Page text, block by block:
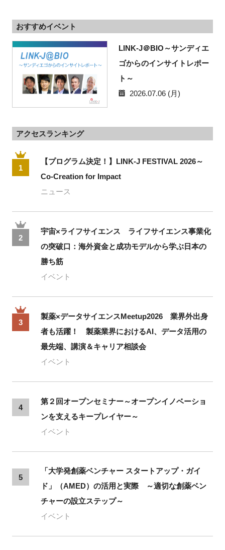
おすすめイベント
LINK-J＠BIO～サンディエ
ゴからのインサイトレポー
ト～
2026.07.06 (月)
アクセスランキング
1
【プログラム決定！】LINK-J FESTIVAL 2026～
Co-Creation for Impact
ニュース
2
宇宙×ライフサイエンス ライフサイエンス事業化
の突破口：海外資金と成功モデルから学ぶ日本の
勝ち筋
イベント
3
製薬×データサイエンスMeetup2026 業界外出身
者も活躍！ 製薬業界におけるAI、データ活用の
最先端、講演＆キャリア相談会
イベント
4
第２回オープンセミナー～オープンイノベーショ
ンを支えるキープレイヤー～
イベント
5
「大学発創薬ベンチャー スタートアップ・ガイ
ド」（AMED）の活用と実際 ～適切な創薬ベン
チャーの設立ステップ～
イベント